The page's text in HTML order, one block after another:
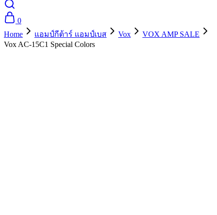
0
Home
แอมป์กีต้าร์ แอมป์เบส Vox
VOX AMP SALE
Vox AC-15C1 Special Colors